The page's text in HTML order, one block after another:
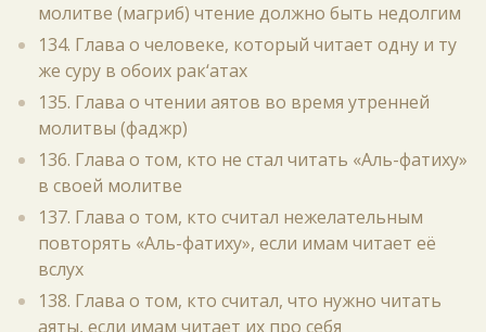
молитве (магриб) чтение должно быть недолгим
134. Глава о человеке, который читает одну и ту
же суру в обоих рак‘атах
135. Глава о чтении аятов во время утренней
молитвы (фаджр)
136. Глава о том, кто не стал читать «Аль-фатиху»
в своей молитве
137. Глава о том, кто считал нежелательным
повторять «Аль-фатиху», если имам читает её
вслух
138. Глава о том, кто считал, что нужно читать
аяты, если имам читает их про себя